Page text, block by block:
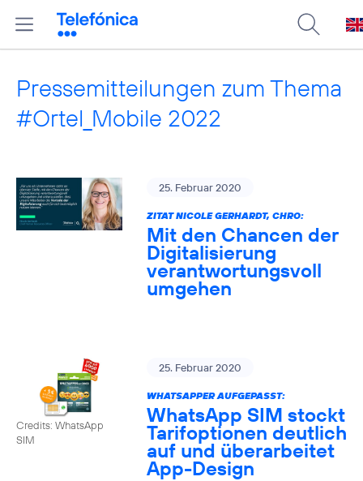
Pressemitteilungen zum Thema
#Ortel_Mobile 2022
25. Februar 2020
ZITAT NICOLE GERHARDT, CHRO:
Mit den Chancen der
Digitalisierung
verantwortungsvoll
umgehen
Credits: WhatsApp
SIM
25. Februar 2020
WHATSAPPER AUFGEPASST:
WhatsApp SIM stockt
Tarifoptionen deutlich
auf und überarbeitet
App-Design